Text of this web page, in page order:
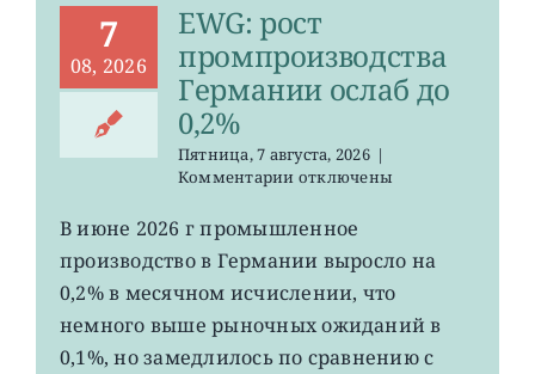
7
08, 2026
EWG: рост
промпроизводства
Германии ослаб до
0,2%
Пятница, 7 августа, 2026 |
Комментариик
EWG:
рост
промпроизводства
Германии
до
0,2%
отключены
В июне 2026 г промышленное
производство в Германии выросло на
0,2% в месячном исчислении, что
немного выше рыночных ожиданий в
0,1%, но замедлилось по сравнению с